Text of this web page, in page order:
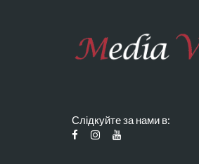
Слідкуйте за нами в: